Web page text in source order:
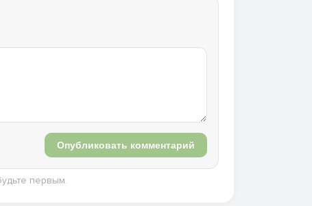
Опубликовать комментарий
первым.